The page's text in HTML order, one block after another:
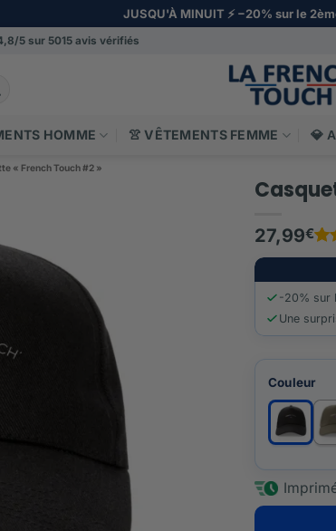
JUSQU'À MINUIT ⚡️ −20% sur le
5 sur 5015 avis vérifiés
HOMME 👚 VÊTEMENTS FEMME 💎
« French Touch #2 »
27,99€
1
-20% sur
Une
Couleur